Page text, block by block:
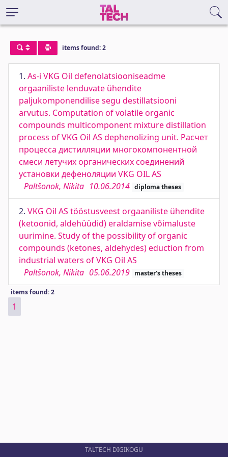
items found: 2
1. As-i VKG Oil defenolatsiooniseadme
orgaaniliste lenduvate ühendite
paljukomponendilise segu destillatsiooni
arvutus. Computation of volatile organic
compounds multicomponent mixture distillation
process of VKG Oil AS dephenolizing unit. Расчет
процесса дистилляции многокомпонентной
смеси летучих органических соединений
установки дефеноляции VKG OIL AS
Paltšonok, Nikita 10.06.2014 diploma theses
2. VKG Oil AS tööstusveest orgaaniliste ühendite
(ketoonid, aldehüüdid) eraldamise võimaluste
uurimine. Study of the possibility of organic
compounds (ketones, aldehydes) eduction from
industrial waters of VKG Oil AS
Paltšonok, Nikita 05.06.2019 master's theses
items found: 2
1
TALTECH DIGIKOGU